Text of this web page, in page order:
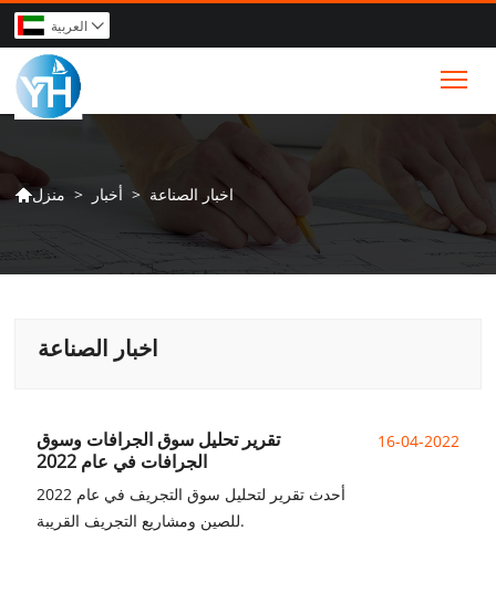
العربية 
منزل > أخبار > اخبار الصناعة
اخبار الصناعة
16-04-2022
تقرير تحليل سوق الجرافات وسوق
الجرافات في عام 2022
أحدث تقرير لتحليل سوق التجريف في عام 2022
للصين ومشاريع التجريف القريبة.